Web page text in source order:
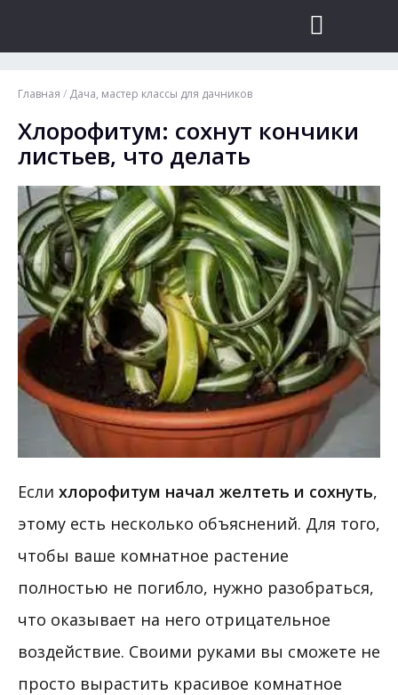
Главная / Дача, мастер классы для дачников
Хлорофитум: сохнут кончики
листьев, что делать
Если хлорофитум начал желтеть и сохнуть,
этому есть несколько объяснений. Для того,
чтобы ваше комнатное растение
полностью не погибло, нужно разобраться,
что оказывает на него отрицательное
воздействие. Своими руками вы сможете не
просто вырастить красивое комнатное